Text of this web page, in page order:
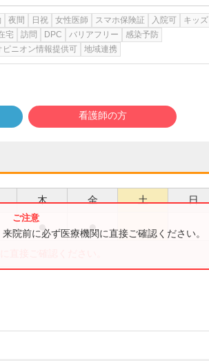
夜間 日祝 女性医師 スマホ保険証 入院可 キッズ
宅 訪問 DPC バリアフリー
感染予防
ピニオン情報提供可 地域連携
看護師の方
木 金 土 日
● ●
直接ご確認ください。
院前に必ず医療機関に直接ご確認ください。